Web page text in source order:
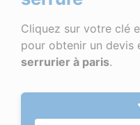
Cliquez sur votre clé
pour obtenir un devis
serrurier à paris.